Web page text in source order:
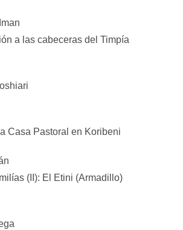
a las cabeceras del Timpía
Casa Pastoral en Koribeni
(II): El Etini (Armadillo)